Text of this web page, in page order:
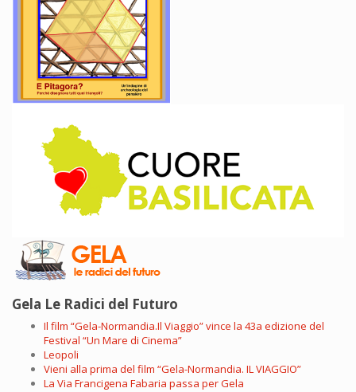
Gela Le Radici del Futuro
Il film “Gela-Normandia.Il Viaggio” vince la 43a edizione del
Festival “Un Mare di Cinema”
Leopoli
Vieni alla prima del film “Gela-Normandia. IL VIAGGIO”
La Via Francigena Fabaria passa per Gela